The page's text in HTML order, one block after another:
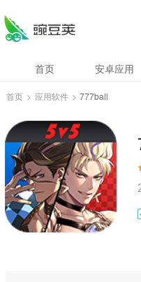
首页 安卓应用
首页 > 应用软件 > 777ball